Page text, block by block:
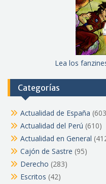
Lea los
Categorías
Actualidad de España
Actualidad del Perú (610)
Actualidad en General
Cajón de Sastre (95)
Derecho (283)
Escritos (42)